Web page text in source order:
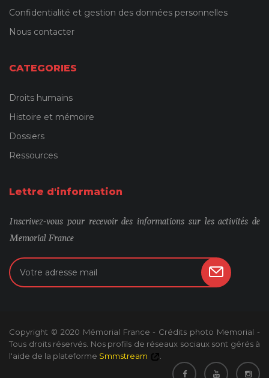
Confidentialité et gestion des données personnelles
Nous contacter
CATEGORIES
Droits humains
Histoire et mémoire
Dossiers
Ressources
Lettre d'information
Inscrivez-vous pour recevoir des informations sur les activités de
Memorial France
Copyright © 2020 Mémorial France - Crédits photo Memorial -
Tous droits réservés. Nos profils de réseaux sociaux sont gérés à
l'aide de la plateforme Smmstream .